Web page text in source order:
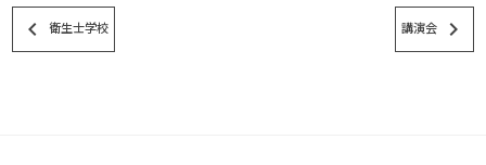
keyboard_arrow_left 衛生士学校 講演会 keyboard_arrow_right